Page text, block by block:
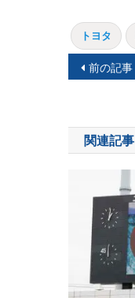
トヨタ
投
ナ
ビ
シ
ョ
前の記事
関連記事